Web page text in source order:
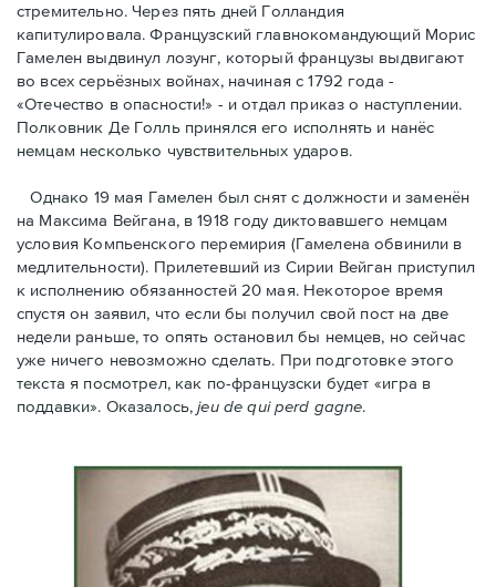
стремительно. Через пять дней Голландия
капитулировала. Французский главнокомандующий Морис
Гамелен выдвинул лозунг, который французы выдвигают
во всех серьёзных войнах, начиная с 1792 года -
«Отечество в опасности!» - и отдал приказ о наступлении.
Полковник Дe Голль принялся его исполнять и нанёс
немцам несколько чувствительных ударов.
Однако 19 мая Гамелен был снят с должности и заменён
на Максима Вейгана, в 1918 году диктовавшего немцам
условия Компьенского перемирия (Гамелена обвинили в
медлительности). Прилетевший из Сирии Вейган приступил
к исполнению обязанностей 20 мая. Hекоторое время
спустя oн заявил, что если бы получил свой пост на две
недели раньше, то опять остановил бы немцев, но сейчас
уже ничего невозможно сделать. При подготовке этого
текста я посмотрел, как по-французски будет «игра в
поддавки». Оказалось,jeu de qui perd gagne.